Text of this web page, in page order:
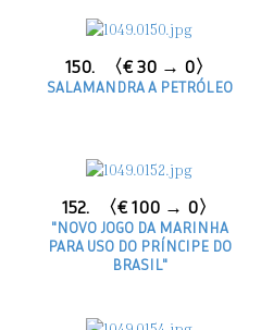
150. 〈€ 30 → 0〉
SALAMANDRA A PETRÓLEO
152. 〈€ 100 → 0〉
"NOVO JOGO DA MARINHA
PARA USO DO PRÍNCIPE DO
BRASIL"